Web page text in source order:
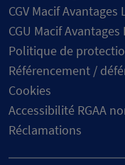
CGV Macif
CGU Macif
Politique de
Référencement /
Cookies
Accessibilité RGAA
Réclamations